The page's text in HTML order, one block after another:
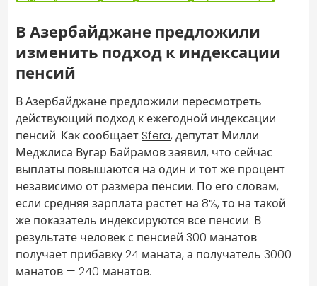
В Азербайджане предложили
изменить подход к индексации
пенсий
В Азербайджане предложили пересмотреть
действующий подход к ежегодной индексации
пенсий. Как сообщает Sfera, депутат Милли
Меджлиса Вугар Байрамов заявил, что сейчас
выплаты повышаются на один и тот же процент
независимо от размера пенсии. По его словам,
если средняя зарплата растет на 8%, то на такой
же показатель индексируются все пенсии. В
результате человек с пенсией 300 манатов
получает прибавку 24 маната, а получатель 3000
манатов — 240 манатов.